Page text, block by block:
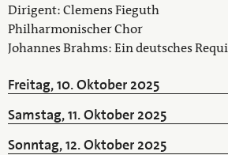
Dirigent: Clemens Fieguth
Philharmonischer Chor
Johannes Brahms: Ein deutsches
Freitag, 10. Oktober 2025
Samstag, 11. Oktober 2025
Sonntag, 12. Oktober 2025